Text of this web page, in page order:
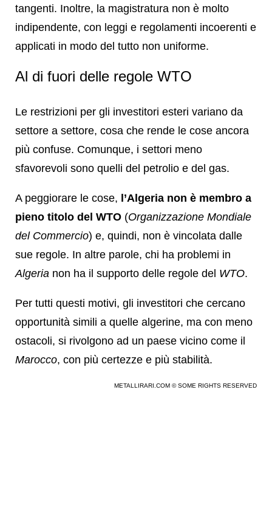
tangenti. Inoltre, la magistratura non è molto
indipendente, con leggi e regolamenti incoerenti e
applicati in modo del tutto non uniforme.
Al di fuori delle regole WTO
Le restrizioni per gli investitori esteri variano da
settore a settore, cosa che rende le cose ancora
più confuse. Comunque, i settori meno
sfavorevoli sono quelli del petrolio e del gas.
A peggiorare le cose, l’Algeria non è membro a
pieno titolo del WTO (Organizzazione Mondiale
del Commercio) e, quindi, non è vincolata dalle
sue regole. In altre parole, chi ha problemi in
Algeria non ha il supporto delle regole del WTO.
Per tutti questi motivi, gli investitori che cercano
opportunità simili a quelle algerine, ma con meno
ostacoli, si rivolgono ad un paese vicino come il
Marocco, con più certezze e più stabilità.
METALLIRARI.COM © SOME RIGHTS RESERVED